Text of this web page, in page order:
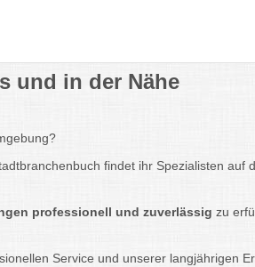
und in der Nähe
findet ihr Spezialisten auf
professionell und zuverlässig zu
Service und unserer langjährigen